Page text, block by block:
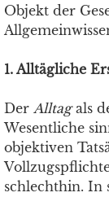
Objekt der
1. Alltägliche
Der Alltagals
Wesentliche
objektiven
schlechthin. In